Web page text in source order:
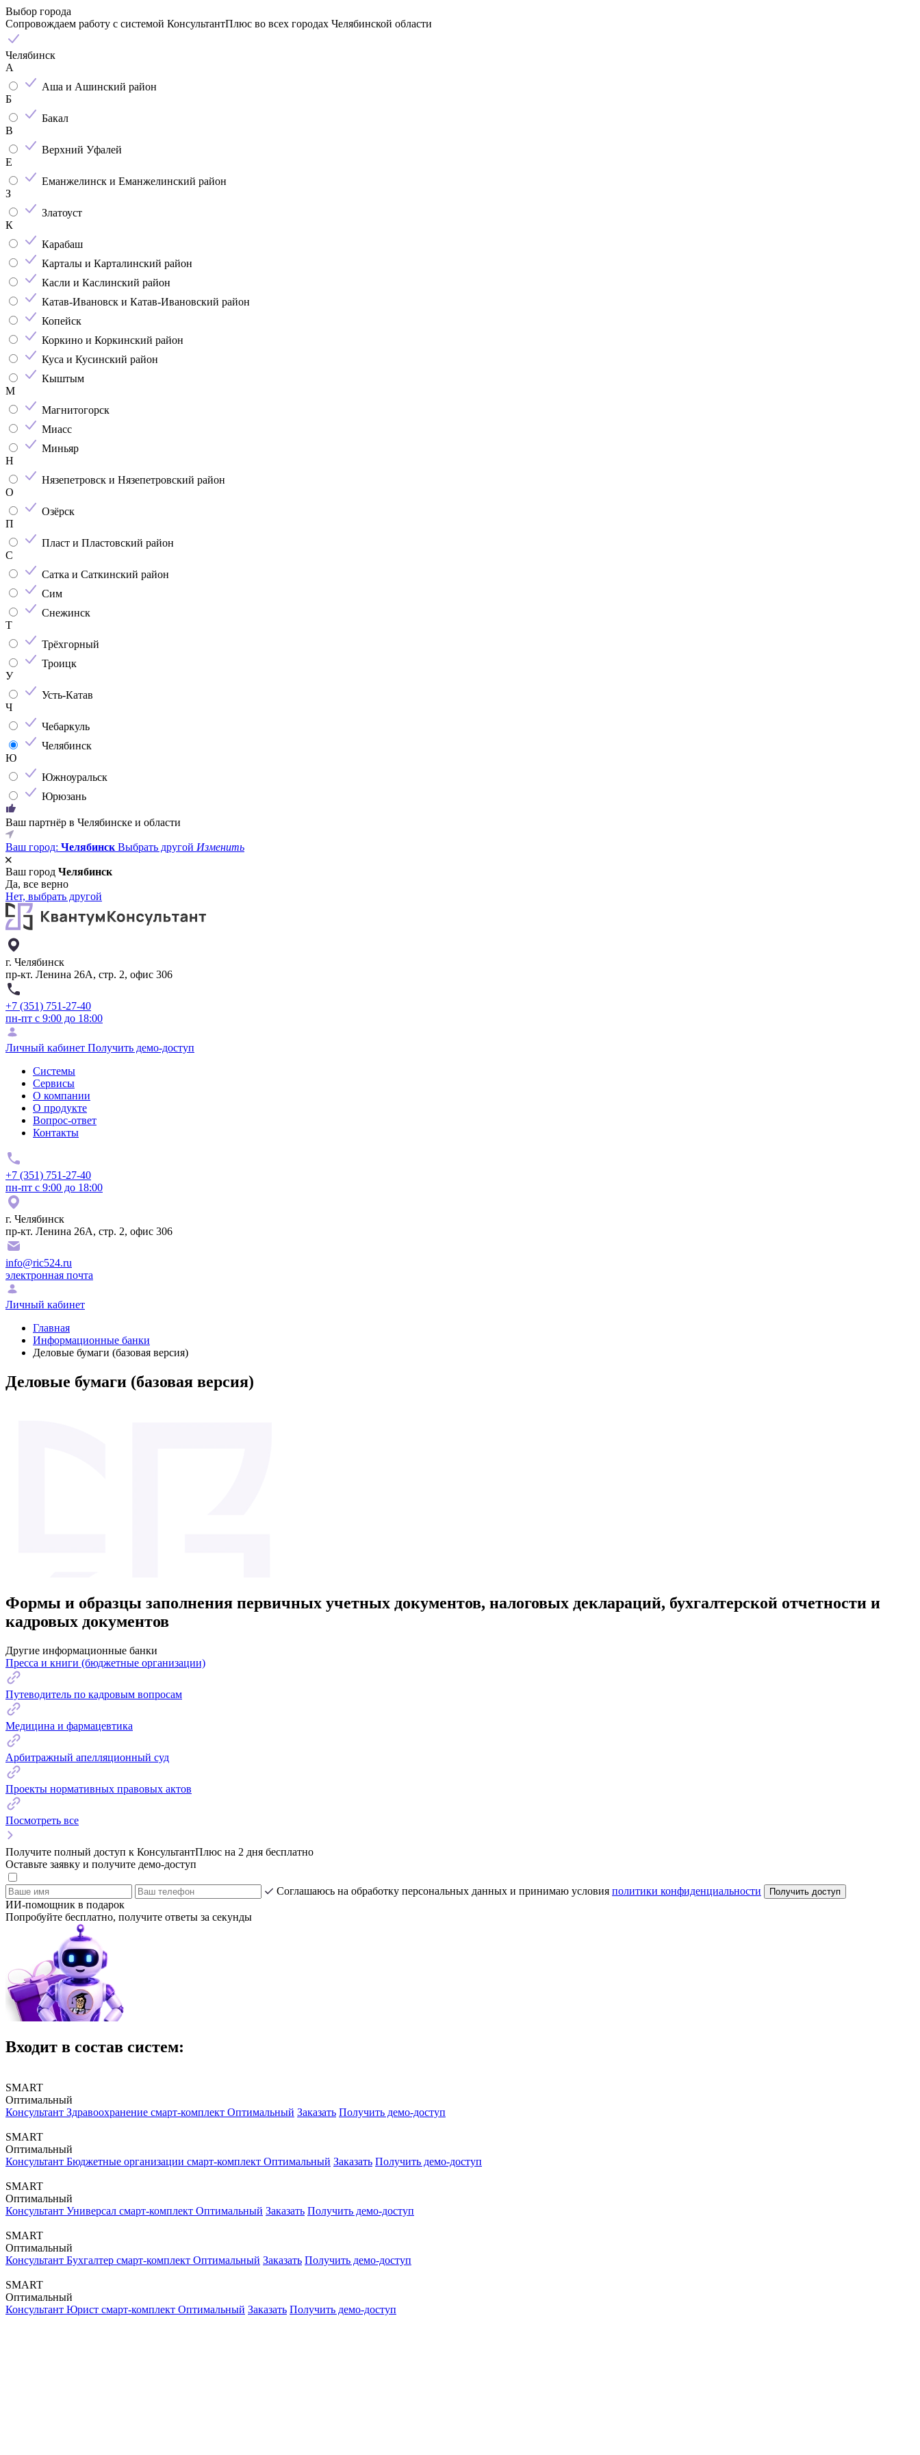
Выбор города
Сопровождаем работу с системой КонсультантПлюс во всех городах Челябинской области
Челябинск
А
Аша и Ашинский район
Б
Бакал
В
Верхний Уфалей
Е
Еманжелинск и Еманжелинский район
З
Златоуст
К
Карабаш
Карталы и Карталинский район
Касли и Каслинский район
Катав-Ивановск и Катав-Ивановский район
Копейск
Коркино и Коркинский район
Куса и Кусинский район
Кыштым
М
Магнитогорск
Миасс
Миньяр
Н
Нязепетровск и Нязепетровский район
О
Озёрск
П
Пласт и Пластовский район
С
Сатка и Саткинский район
Сим
Снежинск
Т
Трёхгорный
Троицк
У
Усть-Катав
Ч
Чебаркуль
Челябинск
Ю
Южноуральск
Юрюзань
Ваш партнёр в Челябинске и области
Ваш город: Челябинск Выбрать другой Изменить
Ваш город Челябинск
Да, все верно
Нет, выбрать другой
г. Челябинск
пр-кт. Ленина 26А, стр. 2, офис 306
+7 (351) 751-27-40
пн-пт с 9:00 до 18:00
Личный кабинет Получить демо-доступ
Системы
Сервисы
О компании
О продукте
Вопрос-ответ
Контакты
+7 (351) 751-27-40
пн-пт с 9:00 до 18:00
г. Челябинск
пр-кт. Ленина 26А, стр. 2, офис 306
info@ric524.ru
электронная почта
Личный кабинет
Главная
Информационные банки
Деловые бумаги (базовая версия)
Деловые бумаги (базовая версия)
Формы и образцы заполнения первичных учетных документов, налоговых деклараций, бухгалтерской отчетности и
кадровых документов
Другие информационные банки
Пресса и книги (бюджетные организации)
Путеводитель по кадровым вопросам
Медицина и фармацевтика
Арбитражный апелляционный суд
Проекты нормативных правовых актов
Посмотреть все
Получите полный доступ к КонсультантПлюс на 2 дня бесплатно
Оставьте заявку и получите демо-доступ
Соглашаюсь на обработку персональных данных и принимаю условия политики конфиденциальности Получить доступ
ИИ-помощник в подарок
Попробуйте бесплатно, получите ответы за секунды
Входит в состав систем:
SMART
Оптимальный
Консультант Здравоохранение смарт-комплект Оптимальный Заказать Получить демо-доступ
SMART
Оптимальный
Консультант Бюджетные организации смарт-комплект Оптимальный Заказать Получить демо-доступ
SMART
Оптимальный
Консультант Универсал смарт-комплект Оптимальный Заказать Получить демо-доступ
SMART
Оптимальный
Консультант Бухгалтер смарт-комплект Оптимальный Заказать Получить демо-доступ
SMART
Оптимальный
Консультант Юрист смарт-комплект Оптимальный Заказать Получить демо-доступ